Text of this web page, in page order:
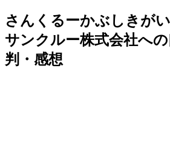
さんくるーかぶしきが
サンクルー株式会社へ
判・感想